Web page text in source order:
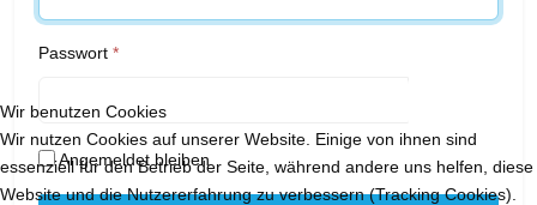
Passwort *
Angemeldet bleiben
Wir benutzen Cookies
Wir nutzen Cookies auf unserer Website. Einige von ihnen sind
essenziell für den Betrieb der Seite, während andere uns helfen, diese
Website und die Nutzererfahrung zu verbessern (Tracking Cookies).